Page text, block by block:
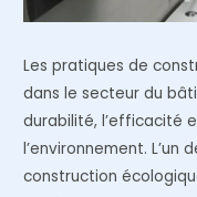
Les pratiques de
dans le secteur du
durabilité, l’efficacité
l’environnement. L’un
construction